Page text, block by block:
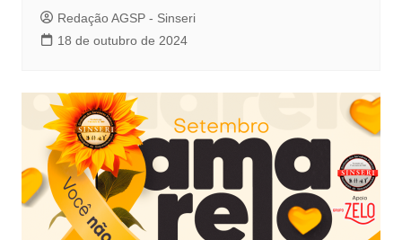
Redação AGSP - Sinseri
18 de outubro de 2024